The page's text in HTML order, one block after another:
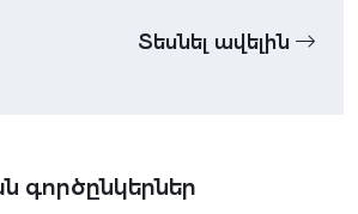
Տեսնել ավելին
գործընկերներ